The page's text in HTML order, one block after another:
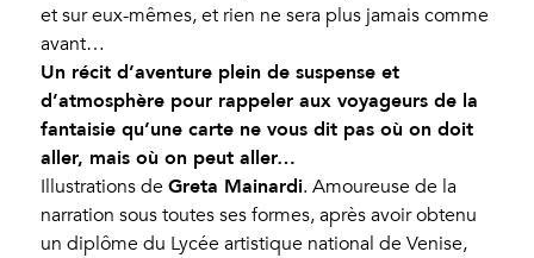
et sur eux-mêmes, et rien ne sera plus jamais comme
avant…
Un récit d’aventure plein de suspense et
d’atmosphère pour rappeler aux voyageurs de la
fantaisie qu’une carte ne vous dit pas où on doit
aller, mais où on peut aller…
Illustrations deGreta Mainardi. Amoureuse de la
narration sous toutes ses formes, après avoir obtenu
un diplôme du Lycée artistique national de Venise,